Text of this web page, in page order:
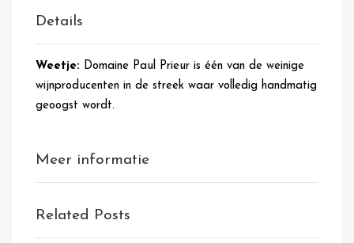
Details
Weetje: Domaine Paul Prieur is één van de weinige
wijnproducenten in de streek waar volledig handmatig
geoogst wordt.
Meer informatie
Related Posts